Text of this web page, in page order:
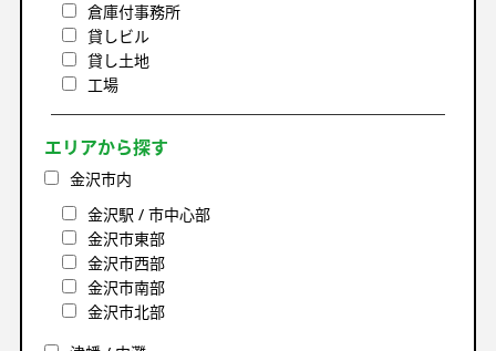
倉庫付事務所
貸しビル
貸し土地
工場
エリアから探す
金沢市内
金沢駅 / 市中心部
金沢市東部
金沢市西部
金沢市南部
金沢市北部